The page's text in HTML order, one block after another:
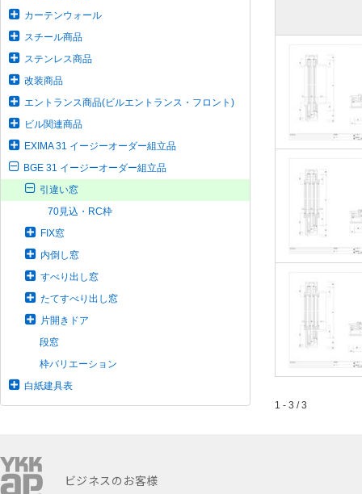
カーテンウォール
スチール商品
ステンレス商品
改装商品
エントランス商品(ビルエントランス・フロント)
ビル関連商品
EXIMA 31 イージーオーダー組立品
BGE 31 イージーオーダー組立品
引違い窓
70見込・RC枠
FIX窓
内倒し窓
すべり出し窓
たてすべり出し窓
片開きドア
段窓
枠バリエーション
白紙建具表
1 - 3 / 3
ビジネスのお客様